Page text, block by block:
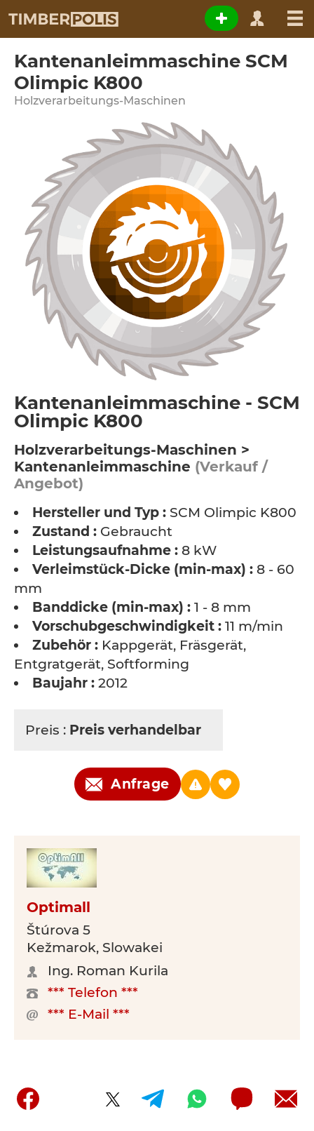
Kantenanleimmaschine SCM
Olimpic K800
Holzverarbeitungs-Maschinen
Kantenanleimmaschine - SCM
Olimpic K800
Holzverarbeitungs-Maschinen >
Kantenanleimmaschine (Verkauf /
Angebot)
Hersteller und Typ : SCM Olimpic K800
Zustand : Gebraucht
Leistungsaufnahme : 8 kW
Verleimstück-Dicke (min-max) : 8 - 60
mm
Banddicke (min-max) : 1 - 8 mm
Vorschubgeschwindigkeit : 11 m/min
Zubehör : Kappgerät, Fräsgerät,
Entgratgerät, Softforming
Baujahr : 2012
Preis : Preis verhandelbar
Anfrage
Optimall
Štúrova 5
Kežmarok, Slowakei
Ing. Roman Kurila
*** Telefon ***
*** E-Mail ***